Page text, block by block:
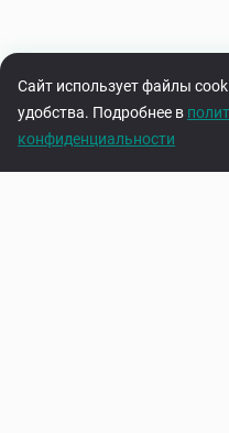
Сайт использует файлы
удобства. Подробнее в
конфиденциальности